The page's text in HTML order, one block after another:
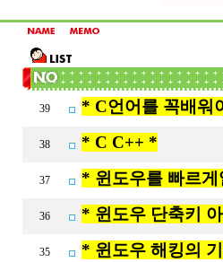
39 * C언어를 꼭배워
38 * C C++ *
37 * 윈도우를 빠르
36 * 윈도우 단축키
35 * 윈도우 해킹의